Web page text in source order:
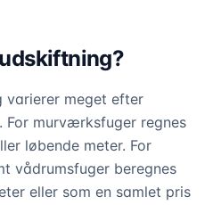
varierer meget efter
murværksfuger regnes
løbende meter. For
vådrumsfuger beregnes
eller som en samlet pris